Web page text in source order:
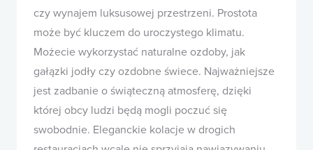
czy wynajem luksusowej przestrzeni. Prostota
może być kluczem do uroczystego klimatu.
Możecie wykorzystać naturalne ozdoby, jak
gałązki jodły czy ozdobne świece. Najważniejsze
jest zadbanie o świąteczną atmosferę, dzięki
której obcy ludzi będą mogli poczuć się
swobodnie. Eleganckie kolacje w drogich